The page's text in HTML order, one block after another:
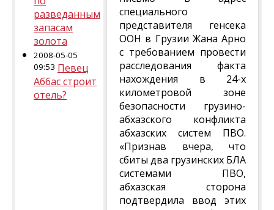
разведанным
запасам
золота
2008-05-05
09:53 Певец
Аббас строит
отель?
специального
представителя генсека
ООН в Грузии Жана Арно
с требованием провести
расследования факта
нахождения в 24-х
километровой зоне
безопасности грузино-
абхазского конфликта
абхазских систем ПВО.
«Признав вчера, что
сбиты два грузинских БЛА
системами ПВО,
абхазская сторона
подтвердила ввод этих